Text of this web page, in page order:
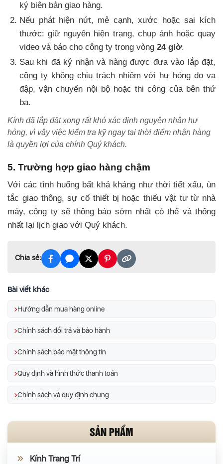
ký biên bản giao hàng.
Nếu phát hiện nứt, mẻ cạnh, xước hoặc sai kích
thước: giữ nguyên hiện trạng, chụp ảnh hoặc quay
video và báo cho công ty trong vòng 24 giờ.
Sau khi đã ký nhận và hàng được đưa vào lắp đặt,
công ty không chịu trách nhiệm với hư hỏng do va
đập, vận chuyển nội bộ hoặc thi công của bên thứ
ba.
Kính đã lắp đặt xong rất khó xác định nguyên nhân hư
hỏng, vì vậy việc kiểm tra kỹ ngay tại thời điểm nhận hàng
là quyền lợi của chính Quý khách.
5. Trường hợp giao hàng chậm
Với các tình huống bất khả kháng như thời tiết xấu, ùn
tắc giao thông, sự cố thiết bị hoặc thiếu vật tư từ nhà
máy, công ty sẽ thông báo sớm nhất có thể và thống
nhất lại lịch giao với Quý khách.
Chia sẻ:
Bài viết khác
Hướng dẫn mua hàng online
Chính sách đổi trả và bảo hành
Chính sách bảo mật thông tin
Quy định và hình thức thanh toán
Chính sách và quy định chung
SẢN PHẨM
Kính Trang Trí